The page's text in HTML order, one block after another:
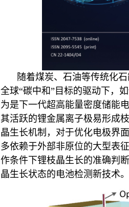
随着煤炭、石油等传统化
全球“碳中和”目标的驱动下，
为是下一代超高能量密度储能
其活跃的锂金属离子极易形成
晶生长机制，对于优化电极界
多依赖于外部非原位的大型表
作条件下锂枝晶生长的准确判
晶生长状态的电池检测新技术。